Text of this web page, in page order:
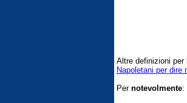
Altre definizioni per
Napoletani per dire
Per notevolmente: